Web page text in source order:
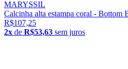
MARYSSIL
Calcinha alta estampa coral - Bottom
R$107,25
2x de R$53,63 sem juros